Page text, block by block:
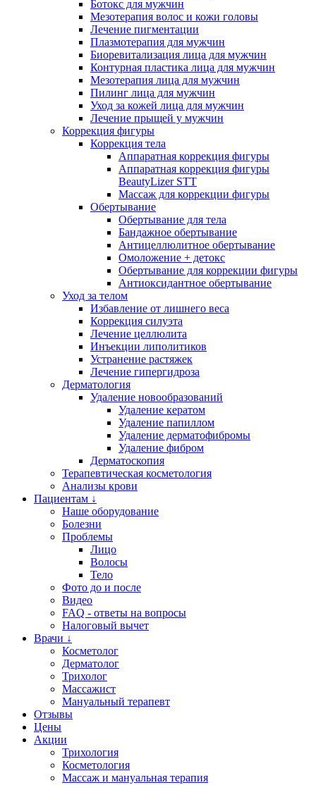
Ботокс для мужчин
Мезотерапия волос и кожи головы
Лечение пигментации
Плазмотерапия для мужчин
Биоревитализация лица для мужчин
Контурная пластика лица для мужчин
Мезотерапия лица для мужчин
Пилинг лица для мужчин
Уход за кожей лица для мужчин
Лечение прыщей у мужчин
Коррекция фигуры
Коррекция тела
Аппаратная коррекция фигуры
Аппаратная коррекция фигуры
BeautyLizer STT
Массаж для коррекции фигуры
Обертывание
Обертывание для тела
Бандажное обертывание
Антицеллюлитное обертывание
Омоложение + детокс
Обертывание для коррекции фигуры
Антиоксидантное обертывание
Уход за телом
Избавление от лишнего веса
Коррекция силуэта
Лечение целлюлита
Инъекции липолитиков
Устранение растяжек
Лечение гипергидроза
Дерматология
Удаление новообразований
Удаление кератом
Удаление папиллом
Удаление дерматофибромы
Удаление фибром
Дерматоскопия
Терапевтическая косметология
Анализы крови
Пациентам ↓
Наше оборудование
Болезни
Проблемы
Лицо
Волосы
Тело
Фото до и после
Видео
FAQ - ответы на вопросы
Налоговый вычет
Врачи ↓
Косметолог
Дерматолог
Трихолог
Массажист
Мануальный терапевт
Отзывы
Цены
Акции
Трихология
Косметология
Массаж и мануальная терапия